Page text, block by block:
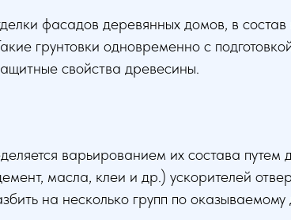
фасадов деревянных домов, в
грунтовки одновременно с
свойства древесины.
варьированием их состава
масла, клеи и др.) ускорителей
на несколько групп по оказываемому